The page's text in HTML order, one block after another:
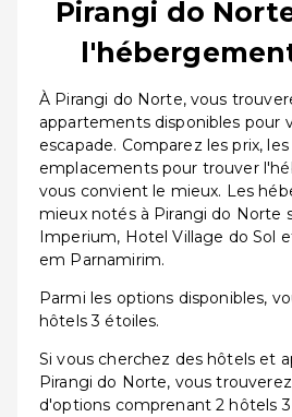
Pirangi do
À Pirangi do Norte, vous
appartements disponibles pour
escapade. Comparez les prix,
emplacements pour trouver
vous convient le mieux. Les
mieux notés à Pirangi do Norte
Imperium, Hotel Village do Sol
em Parnamirim.
Parmi les options disponibles,
hôtels 3 étoiles.
Si vous cherchez des hôtels et
Pirangi do Norte, vous
d'options comprenant 2 hôtels